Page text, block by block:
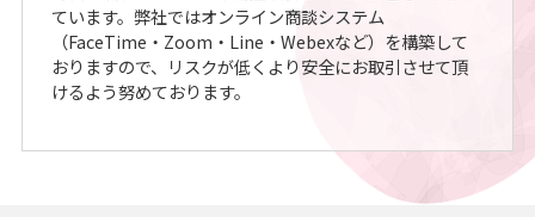
ています。弊社ではオンライン商談システム
（FaceTime・Zoom・Line・Webexなど）を構築して
おりますので、リスクが低くより安全にお取引させて頂
けるよう努めております。